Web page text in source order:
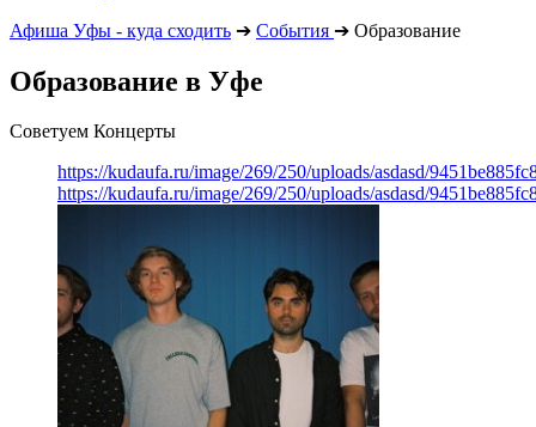
Афиша Уфы - куда сходить ➔ События ➔ Образование
Образование в Уфе
Советуем Концерты
https://kudaufa.ru/image/269/250/uploads/asdasd/
https://kudaufa.ru/image/269/250/uploads/asdasd/